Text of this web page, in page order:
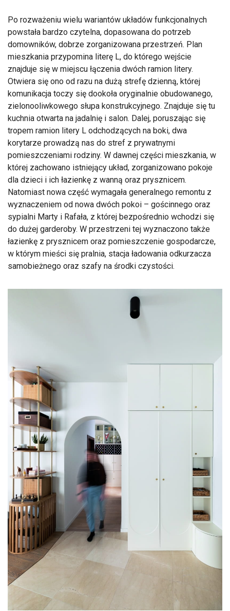
Po rozważeniu wielu wariantów układów funkcjonalnych
powstała bardzo czytelna, dopasowana do potrzeb
domowników, dobrze zorganizowana przestrzeń. Plan
mieszkania przypomina literę L, do którego wejście
znajduje się w miejscu łączenia dwóch ramion litery.
Otwiera się ono od razu na dużą strefę dzienną, której
komunikacja toczy się dookoła oryginalnie obudowanego,
zielonooliwkowego słupa konstrukcyjnego. Znajduje się tu
kuchnia otwarta na jadalnię i salon. Dalej, poruszając się
tropem ramion litery L odchodzących na boki, dwa
korytarze prowadzą nas do stref z prywatnymi
pomieszczeniami rodziny. W dawnej części mieszkania, w
której zachowano istniejący układ, zorganizowano pokoje
dla dzieci i ich łazienkę z wanną oraz prysznicem.
Natomiast nowa część wymagała generalnego remontu z
wyznaczeniem od nowa dwóch pokoi – gościnnego oraz
sypialni Marty i Rafała, z której bezpośrednio wchodzi się
do dużej garderoby. W przestrzeni tej wyznaczono także
łazienkę z prysznicem oraz pomieszczenie gospodarcze,
w którym mieści się pralnia, stacja ładowania odkurzacza
samobieżnego oraz szafy na środki czystości.